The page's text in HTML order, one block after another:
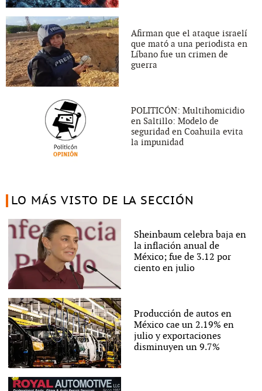
Afirman que el ataque israelí
que mató a una periodista en
Líbano fue un crimen de
guerra
POLITICÓN: Multihomicidio
en Saltillo: Modelo de
seguridad en Coahuila evita
la impunidad
LO MÁS VISTO DE LA SECCIÓN
Sheinbaum celebra baja en
la inflación anual de
México; fue de 3.12 por
ciento en julio
Producción de autos en
México cae un 2.19% en
julio y exportaciones
disminuyen un 9.7%